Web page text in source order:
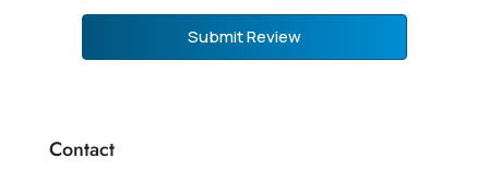
Submit Review
Contact